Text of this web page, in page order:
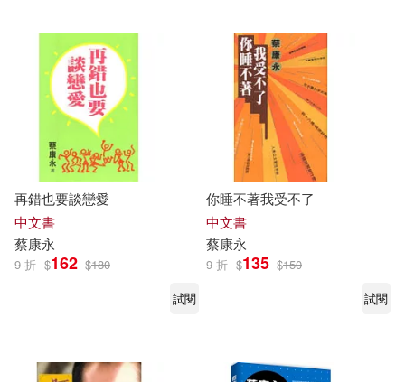
再錯也要談戀愛
中文書
蔡康永
9 折 $162 $180
試閱
你睡不著我受不了
中文書
蔡康永
9 折 $135 $150
試閱